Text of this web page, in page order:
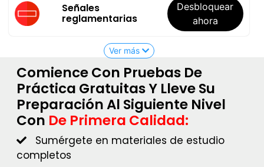
Señales
reglamentarias
Desbloquear
ahora
Ver más
Comience Con Pruebas De
Práctica Gratuitas Y Lleve Su
Preparación Al Siguiente Nivel
Con De Primera Calidad:
Sumérgete en materiales de estudio
completos